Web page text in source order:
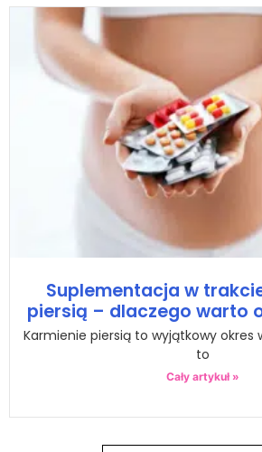
Suplementacja w
piersią – dlaczego warto
Karmienie piersią to wyjątkowy okres
to
Cały artykuł »